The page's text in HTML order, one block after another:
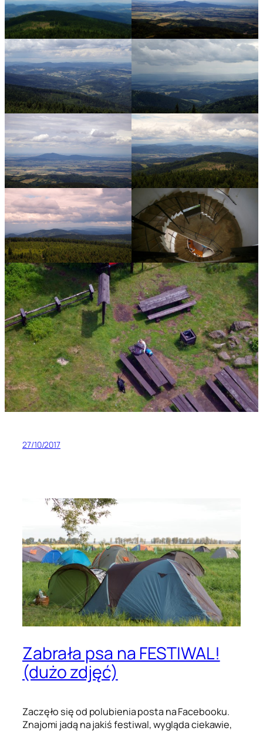
27/10/2017
Zabrała psa na FESTIWAL!
(dużo zdjęć)
Zaczęło się od polubienia posta na Facebooku.
Znajomi jadą na jakiś festiwal, wygląda ciekawie,